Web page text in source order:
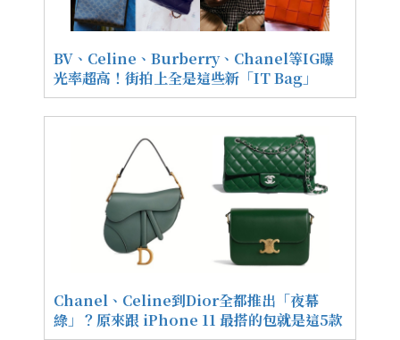
BV、Celine、Burberry、Chanel等IG曝
光率超高！街拍上全是這些新「IT Bag」
Chanel、Celine到Dior全都推出「夜幕
綠」？原來跟 iPhone 11 最搭的包就是這5款